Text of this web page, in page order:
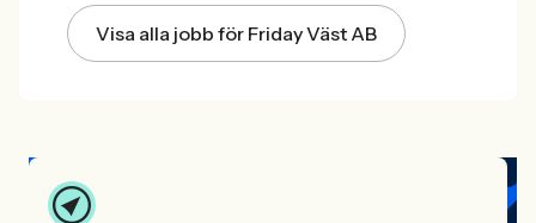
Visa alla jobb för Friday Väst AB